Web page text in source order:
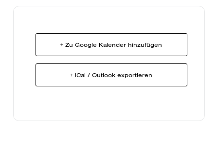
+ Zu Google Kalender hinzufügen
+ iCal / Outlook exportieren